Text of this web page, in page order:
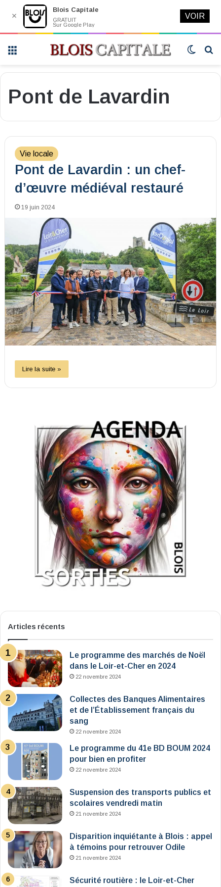
Switch
Pont de Lavardin
Vie locale
Pont de Lavardin : un chef-
d’œuvre médiéval restauré
19 juin 2024
Lire la suite »
Articles récents
Le programme des marchés de Noël
dans le Loir-et-Cher en 2024
22 novembre 2024
Collectes des Banques Alimentaires
et de l’Établissement français du
sang
22 novembre 2024
Le programme du 41e BD BOUM 2024
pour bien en profiter
22 novembre 2024
Suspension des transports publics et
scolaires vendredi matin
21 novembre 2024
Disparition inquiétante à Blois : appel
à témoins pour retrouver Odile
21 novembre 2024
Sécurité routière : le Loir-et-Cher
✕
Blois Capitale
GRATUIT
Sur Google Play
VOIR